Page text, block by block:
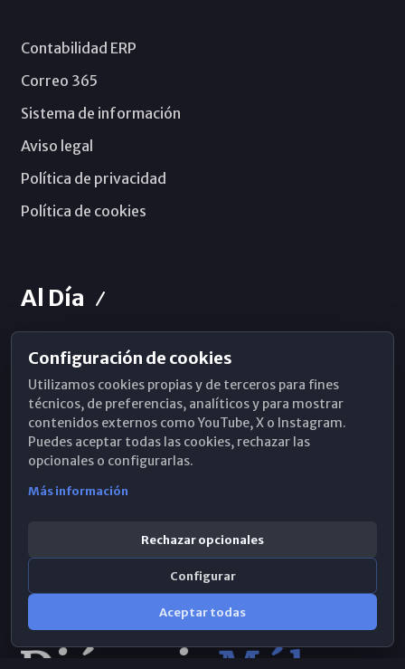
Contabilidad ERP
Correo 365
Sistema de información
Aviso legal
Política de privacidad
Política de cookies
Al Día
Horarios de Misa
Hemeroteca
WhatsApp
Configuración de cookies
Utilizamos cookies propias y de terceros para fines
técnicos, de preferencias, analíticos y para mostrar
contenidos externos como YouTube, X o Instagram.
Puedes aceptar todas las cookies, rechazar las
opcionales o configurarlas.
Más información
Rechazar opcionales
Configurar
Aceptar todas